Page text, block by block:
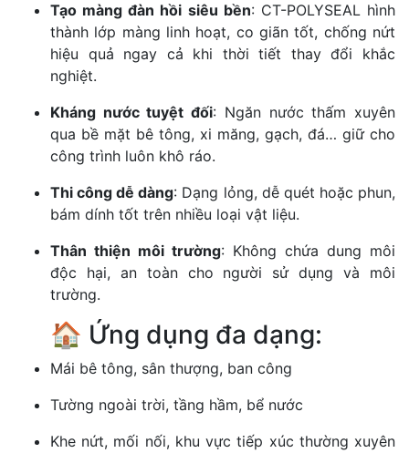
Tạo màng đàn hồi siêu bền: CT-POLYSEAL hình
thành lớp màng linh hoạt, co giãn tốt, chống nứt
hiệu quả ngay cả khi thời tiết thay đổi khắc
nghiệt.
Kháng nước tuyệt đối: Ngăn nước thấm xuyên
qua bề mặt bê tông, xi măng, gạch, đá… giữ cho
công trình luôn khô ráo.
Thi công dễ dàng: Dạng lỏng, dễ quét hoặc phun,
bám dính tốt trên nhiều loại vật liệu.
Thân thiện môi trường: Không chứa dung môi
độc hại, an toàn cho người sử dụng và môi
trường.
🏠 Ứng dụng đa dạng:
Mái bê tông, sân thượng, ban công
Tường ngoài trời, tầng hầm, bể nước
Khe nứt, mối nối, khu vực tiếp xúc thường xuyên